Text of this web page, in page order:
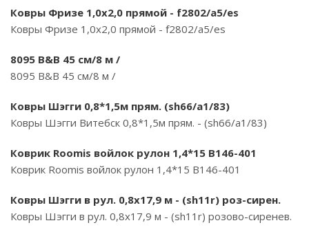
Ковры Фризе 1,0х2,0 прямой - f2802/a5/es
Ковры Фризе 1,0х2,0 прямой - f2802/a5/es
8095 B&B 45 см/8 м /
8095 B&B 45 см/8 м /
Ковры Шэгги 0,8*1,5м прям. (sh66/a1/83)
Ковры Шэгги Витебск 0,8*1,5м прям. - (sh66/a1/83)
Коврик Roomis войлок рулон 1,4*15 B146-401
Коврик Roomis войлок рулон 1,4*15 B146-401
Ковры Шэгги в рул. 0,8х17,9 м - (sh11r) роз-сирен.
Ковры Шэгги в рул. 0,8х17,9 м - (sh11r) розово-сиренев.